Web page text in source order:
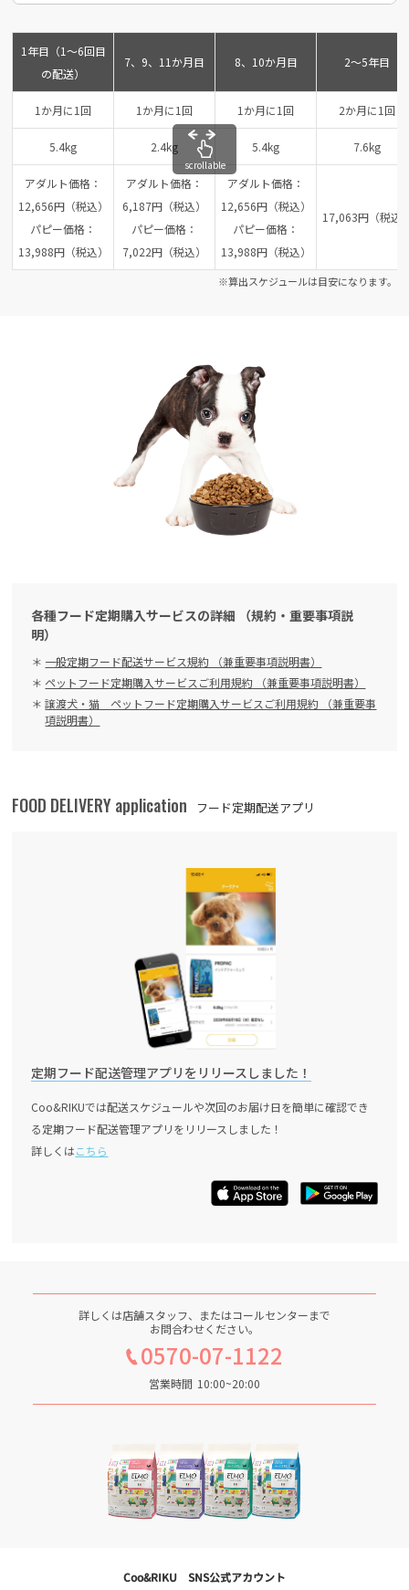
1年目（1～6回目
の配送）
7、9、11か月目 8、10か月目 2～5年目
1か月に1回 1か月に1回 1か月に1回 2か月に1回
5.4kg 2.4kg 5.4kg 7.6kg
アダルト価格：
12,656円（税込）
パピー価格：
13,988円（税込）
アダルト価格：
6,187円（税込）
パピー価格：
7,022円（税込）
アダルト価格：
12,656円（税込）
パピー価格：
13,988円（税込）
17,063円（税込
scrollable
※算出スケジュールは目安になります。
各種フード定期購入サービスの詳細 （規約・重要事項説
明）
一般定期フード配送サービス規約 （兼重要事項説明書）
ペットフード定期購入サービスご利用規約 （兼重要事項説明書）
譲渡犬・猫 ペットフード定期購入サービスご利用規約 （兼重要事
項説明書）
FOOD DELIVERY application フード定期配送アプリ
定期フード配送管理アプリをリリースしました！
Coo&RIKUでは配送スケジュールや次回のお届け日を簡単に確認でき
る定期フード配送管理アプリをリリースしました！
詳しくはこちら
詳しくは店舗スタッフ、またはコールセンターまで
お問合わせください。
0570-07-1122
営業時間 10:00~20:00
Coo&RIKU SNS公式アカウント